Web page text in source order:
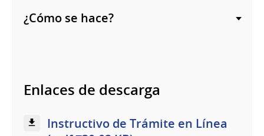
¿Cómo se hace?
Enlaces de descarga
Instructivo de Trámite en Línea